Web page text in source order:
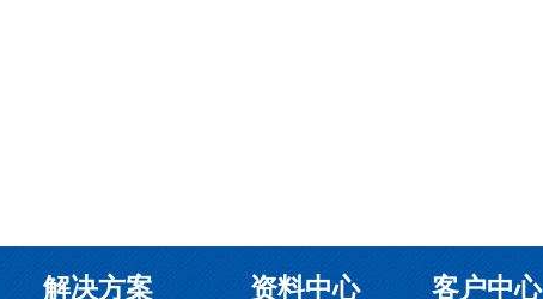
解决方案 资料中心 客户中心